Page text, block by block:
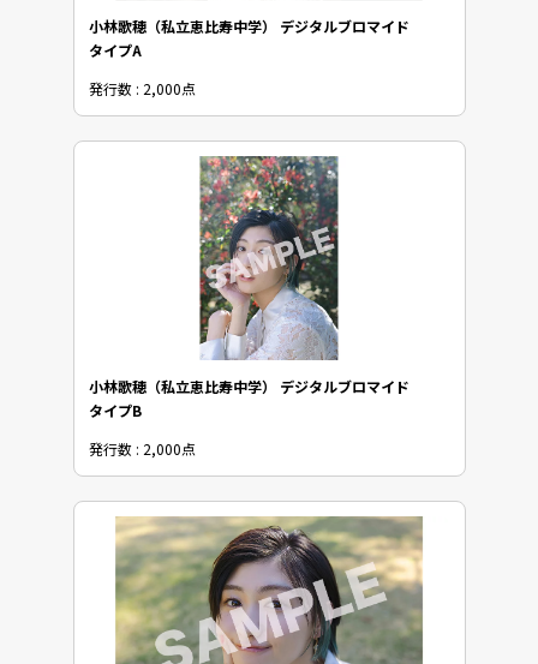
小林歌穂（私立恵比寿中学） デジタルブロマイド
タイプA
発行数 : 2,000点
小林歌穂（私立恵比寿中学） デジタルブロマイド
タイプB
発行数 : 2,000点